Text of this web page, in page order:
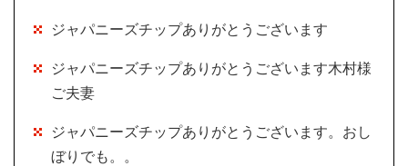
ジャパニーズチップありがとうございます
ジャパニーズチップありがとうございます木村様
ご夫妻
ジャパニーズチップありがとうございます。おし
ぼりでも。。